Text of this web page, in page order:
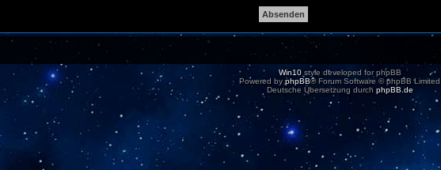
Win10style developed for phpBB
Powered by phpBB® Forum Software © phpBB Limited
Deutsche Übersetzung durch phpBB.de